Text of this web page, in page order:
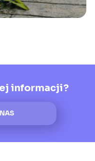
informacji?